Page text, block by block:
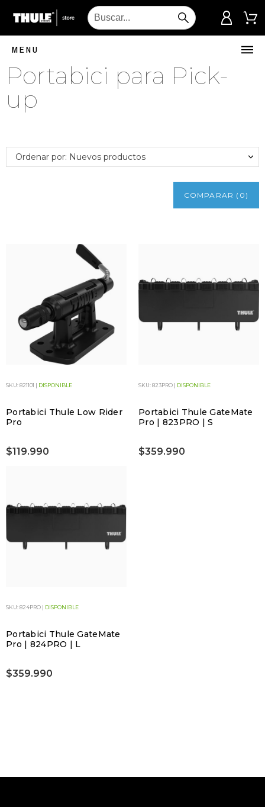
MENU
Portabici para Pick-
up
Ordenar por: Nuevos productos
COMPARAR ( 0 )
SKU: 821101 | DISPONIBLE
Portabici Thule Low Rider
Pro
$119.990
SKU: 823PRO | DISPONIBLE
Portabici Thule GateMate
Pro | 823PRO | S
$359.990
SKU: 824PRO | DISPONIBLE
Portabici Thule GateMate
Pro | 824PRO | L
$359.990